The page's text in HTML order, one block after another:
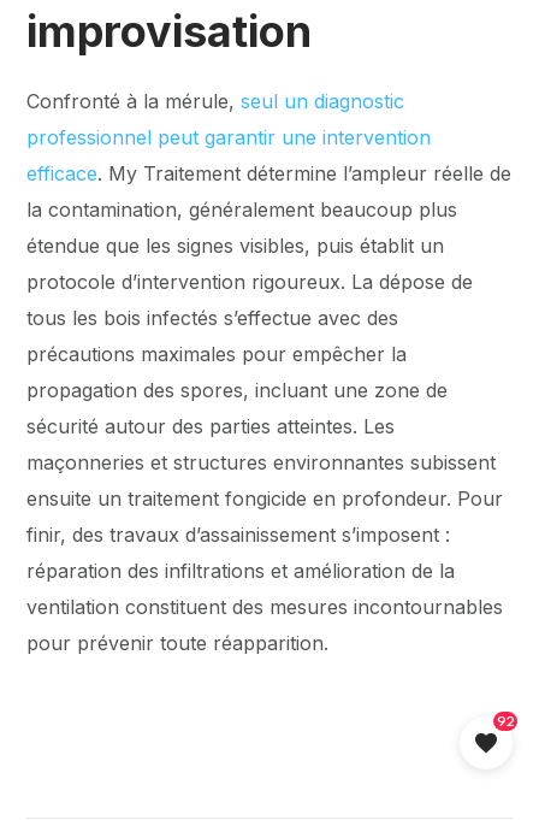
improvisation
Confronté à la mérule, seul un diagnostic
professionnel peut garantir une intervention
efficace. My Traitement détermine l’ampleur réelle de
la contamination, généralement beaucoup plus
étendue que les signes visibles, puis établit un
protocole d’intervention rigoureux. La dépose de
tous les bois infectés s’effectue avec des
précautions maximales pour empêcher la
propagation des spores, incluant une zone de
sécurité autour des parties atteintes. Les
maçonneries et structures environnantes subissent
ensuite un traitement fongicide en profondeur. Pour
finir, des travaux d’assainissement s’imposent :
réparation des infiltrations et amélioration de la
ventilation constituent des mesures incontournables
pour prévenir toute réapparition.
92